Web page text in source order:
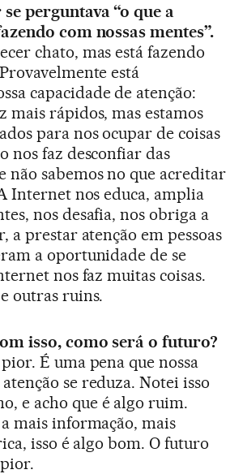
perguntava “o que a
com nossas mentes”.
chato, mas está fazendo
está
capacidade de atenção:
mais rápidos, mas estamos
para nos ocupar de coisas
nos faz desconfiar das
não sabemos no que acreditar
Internet nos educa, amplia
nos desafia, nos obriga a
a prestar atenção em pessoas
a oportunidade de se
nos faz muitas coisas.
outras ruins.
isso, como será o futuro?
É uma pena que nossa
se reduza. Notei isso
e acho que é algo ruim.
mais informação, mais
isso é algo bom. O futuro